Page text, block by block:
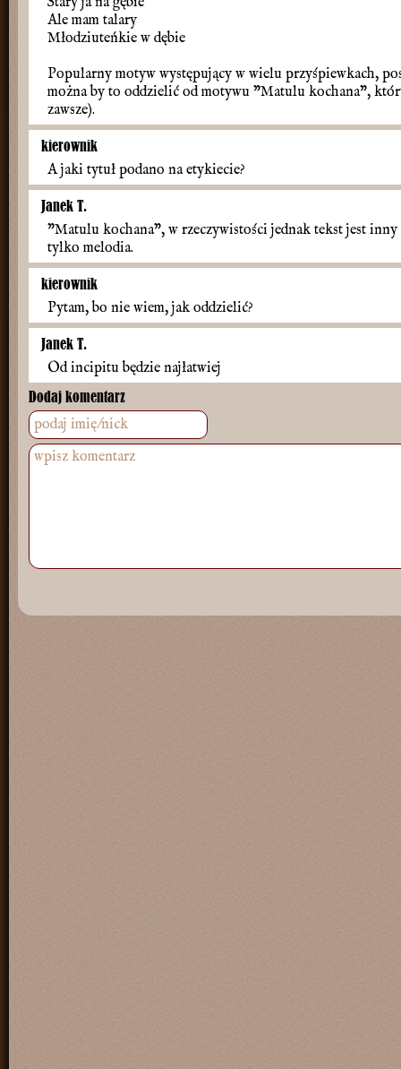
Ale mam talary
Młodziuteńkie w dębie
Popularny motyw występujący w wielu przyśpiewkach,
można by to oddzielić od motywu "Matulu kochana",
zawsze).
kierownik
A jaki tytuł podano na etykiecie?
Janek T.
"Matulu kochana", w rzeczywistości jednak tekst jest inny
tylko melodia.
kierownik
Pytam, bo nie wiem, jak oddzielić?
Janek T.
Od incipitu będzie najłatwiej
Dodaj komentarz